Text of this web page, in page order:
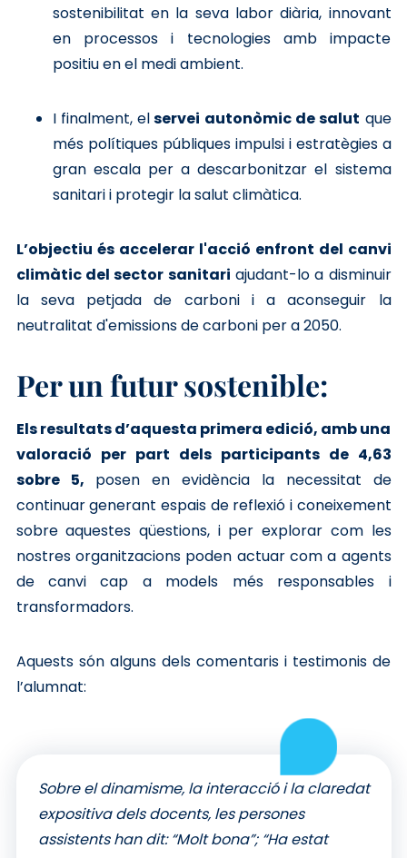
sostenibilitat en la seva labor diària, innovant
en processos i tecnologies amb impacte
positiu en el medi ambient.
I finalment, elservei autonòmic de salut que
més polítiques públiques impulsi i estratègies a
gran escala per a descarbonitzar el sistema
sanitari i protegir la salut climàtica.
L’objectiu és accelerar l'acció enfront del canvi
climàtic del sector sanitari ajudant-lo a disminuir
la seva petjada de carboni i a aconseguir la
neutralitat d'emissions de carboni per a 2050.
Per un futur sostenible:
Els resultats d’aquesta primera edició, amb una
valoració per part dels participants de 4,63
sobre 5, posen en evidència la necessitat de
continuar generant espais de reflexió i coneixement
sobre aquestes qüestions, i per explorar com les
nostres organitzacions poden actuar com a agents
de canvi cap a models més responsables i
transformadors.
Aquests són alguns dels comentaris i testimonis de
l’alumnat:
Sobre el dinamisme, la interacció i la claredat
expositiva dels docents, les persones
assistents han dit: “Molt bona”; “Ha estat